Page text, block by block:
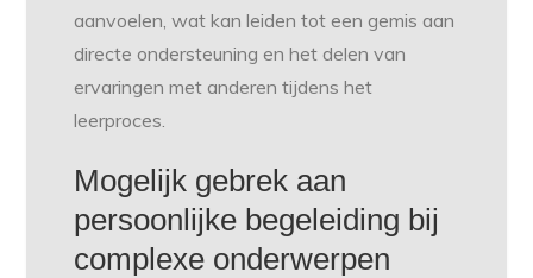
aanvoelen, wat kan leiden tot een gemis aan
directe ondersteuning en het delen van
ervaringen met anderen tijdens het
leerproces.
Mogelijk gebrek aan
persoonlijke begeleiding bij
complexe onderwerpen